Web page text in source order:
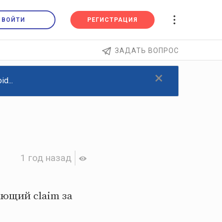
ВОЙТИ РЕГИСТРАЦИЯ
ЗАДАТЬ ВОПРОС
×
1 год назад
claim за